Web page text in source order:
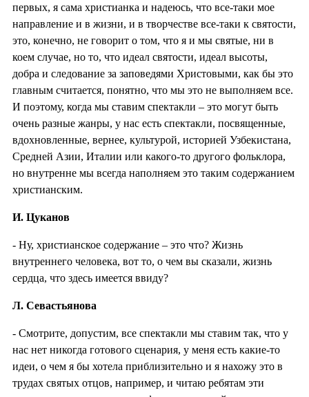
первых, я сама христианка и надеюсь, что все-таки мое
направление и в жизни, и в творчестве все-таки к святости,
это, конечно, не говорит о том, что я и мы святые, ни в
коем случае, но то, что идеал святости, идеал высоты,
добра и следование за заповедями Христовыми, как бы это
главным считается, понятно, что мы это не выполняем все.
И поэтому, когда мы ставим спектакли – это могут быть
очень разные жанры, у нас есть спектакли, посвященные,
вдохновленные, вернее, культурой, историей Узбекистана,
Средней Азии, Италии или какого-то другого фольклора,
но внутренне мы всегда наполняем это таким содержанием
христианским.
И. Цуканов
- Ну, христианское содержание – это что? Жизнь
внутреннего человека, вот то, о чем вы сказали, жизнь
сердца, что здесь имеется ввиду?
Л. Севастьянова
- Смотрите, допустим, все спектакли мы ставим так, что у
нас нет никогда готового сценария, у меня есть какие-то
идеи, о чем я бы хотела приблизительно и я нахожу это в
трудах святых отцов, например, и читаю ребятам эти